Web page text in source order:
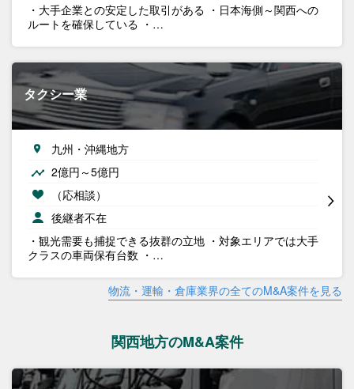
・大手企業との安定した取引がある ・日本海側～関西への
ルートを確保している ・…
タクシー業
九州・沖縄地方
2億円～5億円
（応相談）
後継者不在
・観光需要も捕捉できる抜群の立地 ・対象エリアでは大手
クラスの車両保有台数 ・…
物流・運輸・倉庫業界の全てのM&A案件を見る
関西地方のM&A案件